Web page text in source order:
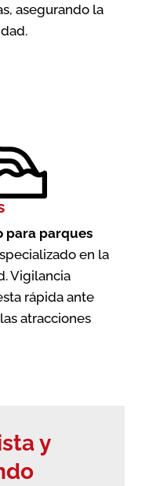
asegurando la
para parques
en la
Vigilancia
rápida ante
atracciones
y